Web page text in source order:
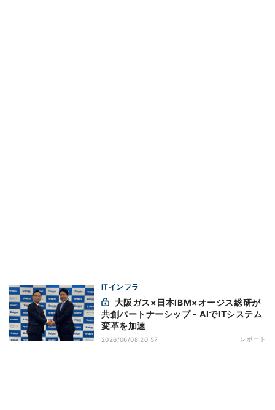
ITインフラ
共創パートナーシップ - AIでITシステム
変革を加速
2026/06/08 20:57 レポート